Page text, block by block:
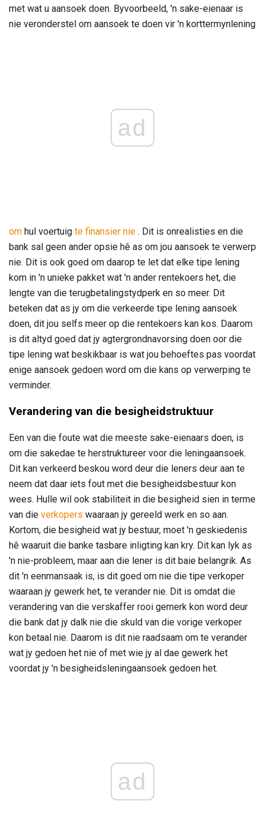
met wat u aansoek doen. Byvoorbeeld, 'n sake-eienaar is
nie veronderstel om aansoek te doen vir 'n korttermynlening
ad
om hul voertuig te finansier nie . Dit is onrealisties en die
bank sal geen ander opsie hê as om jou aansoek te verwerp
nie. Dit is ook goed om daarop te let dat elke tipe lening
kom in 'n unieke pakket wat 'n ander rentekoers het, die
lengte van die terugbetalingstydperk en so meer. Dit
beteken dat as jy om die verkeerde tipe lening aansoek
doen, dit jou selfs meer op die rentekoers kan kos. Daarom
is dit altyd goed dat jy agtergrondnavorsing doen oor die
tipe lening wat beskikbaar is wat jou behoeftes pas voordat
enige aansoek gedoen word om die kans op verwerping te
verminder.
Verandering van die besigheidstruktuur
Een van die foute wat die meeste sake-eienaars doen, is
om die sakedae te herstruktureer voor die leningaansoek.
Dit kan verkeerd beskou word deur die leners deur aan te
neem dat daar iets fout met die besigheidsbestuur kon
wees. Hulle wil ook stabiliteit in die besigheid sien in terme
van die verkopers waaraan jy gereeld werk en so aan.
Kortom, die besigheid wat jy bestuur, moet 'n geskiedenis
hê waaruit die banke tasbare inligting kan kry. Dit kan lyk as
'n nie-probleem, maar aan die lener is dit baie belangrik. As
dit 'n eenmansaak is, is dit goed om nie die tipe verkoper
waaraan jy gewerk het, te verander nie. Dit is omdat die
verandering van die verskaffer rooi gemerk kon word deur
die bank dat jy dalk nie die skuld van die vorige verkoper
kon betaal nie. Daarom is dit nie raadsaam om te verander
wat jy gedoen het nie of met wie jy al dae gewerk het
voordat jy 'n besigheidsleningaansoek gedoen het.
ad